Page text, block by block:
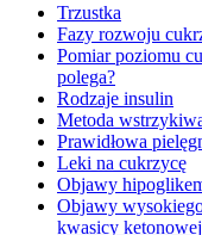
Trzustka
Fazy rozwoju
Pomiar poziomu
polega?
Rodzaje insulin
Metoda
Prawidłowa
Leki na cukrzycę
Objawy
Objawy
kwasicy ketonowej